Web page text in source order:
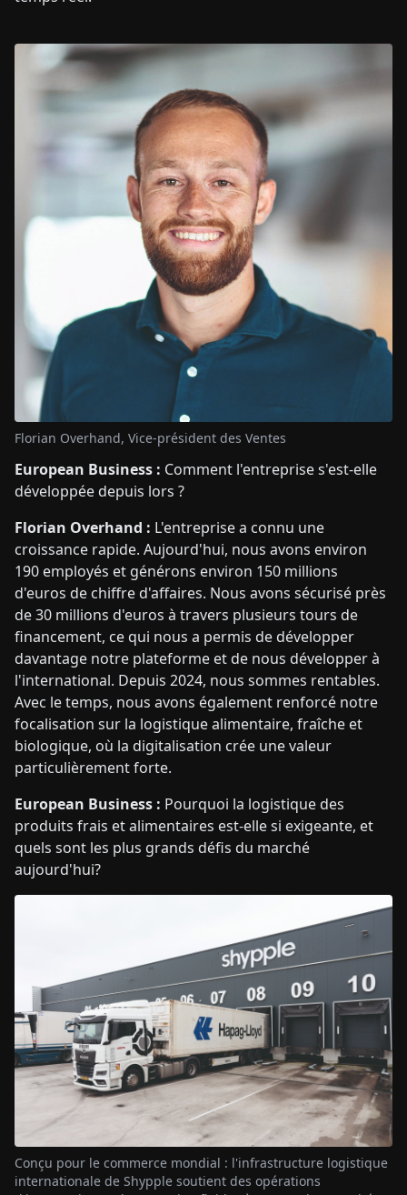
Florian Overhand, Vice-président des Ventes
European Business : Comment l'entreprise s'est-elle
développée depuis lors ?
Florian Overhand : L'entreprise a connu une
croissance rapide. Aujourd'hui, nous avons environ
190 employés et générons environ 150 millions
d'euros de chiffre d'affaires. Nous avons sécurisé près
de 30 millions d'euros à travers plusieurs tours de
financement, ce qui nous a permis de développer
davantage notre plateforme et de nous développer à
l'international. Depuis 2024, nous sommes rentables.
Avec le temps, nous avons également renforcé notre
focalisation sur la logistique alimentaire, fraîche et
biologique, où la digitalisation crée une valeur
particulièrement forte.
European Business : Pourquoi la logistique des
produits frais et alimentaires est-elle si exigeante, et
quels sont les plus grands défis du marché
aujourd'hui?
Conçu pour le commerce mondial : l'infrastructure logistique
internationale de Shypple soutient des opérations